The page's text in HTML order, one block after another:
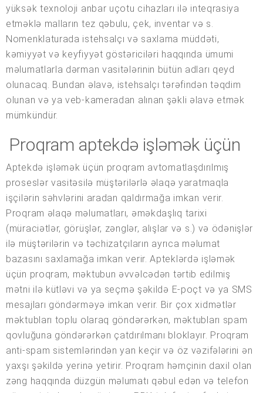
yüksək texnoloji anbar uçotu cihazları ilə inteqrasiya
etməklə malların tez qəbulu, çek, inventar və s.
Nomenklaturada istehsalçı və saxlama müddəti,
kəmiyyət və keyfiyyət göstəriciləri haqqında ümumi
məlumatlarla dərman vasitələrinin bütün adları qeyd
olunacaq. Bundan əlavə, istehsalçı tərəfindən təqdim
olunan və ya veb-kameradan alınan şəkli əlavə etmək
mümkündür.
Proqram aptekdə işləmək üçün
Aptekdə işləmək üçün proqram avtomatlaşdırılmış
proseslər vasitəsilə müştərilərlə əlaqə yaratmaqla
işçilərin səhvlərini aradan qaldırmağa imkan verir.
Proqram əlaqə məlumatları, əməkdaşlıq tarixi
(müraciətlər, görüşlər, zənglər, alışlar və s.) və ödənişlər
ilə müştərilərin və təchizatçıların ayrıca məlumat
bazasını saxlamağa imkan verir. Apteklərdə işləmək
üçün proqram, məktubun əvvəlcədən tərtib edilmiş
mətni ilə kütləvi və ya seçmə şəkildə E-poçt və ya SMS
mesajları göndərməyə imkan verir. Bir çox xidmətlər
məktubları toplu olaraq göndərərkən, məktubları spam
qovluğuna göndərərkən çatdırılmanı bloklayır. Proqram
anti-spam sistemlərindən yan keçir və öz vəzifələrini ən
yaxşı şəkildə yerinə yetirir. Proqram həmçinin daxil olan
zəng haqqında düzgün məlumatı qəbul edən və telefon